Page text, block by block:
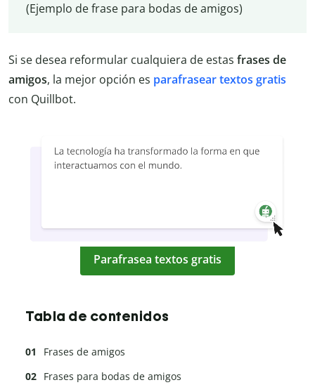
(Ejemplo de frase para bodas de amigos)
Si se desea reformular cualquiera de estas frases de
amigos, la mejor opción es parafrasear textos gratis
con Quillbot.
Parafrasea textos gratis
Tabla de contenidos
Frases de amigos
Frases para bodas de amigos